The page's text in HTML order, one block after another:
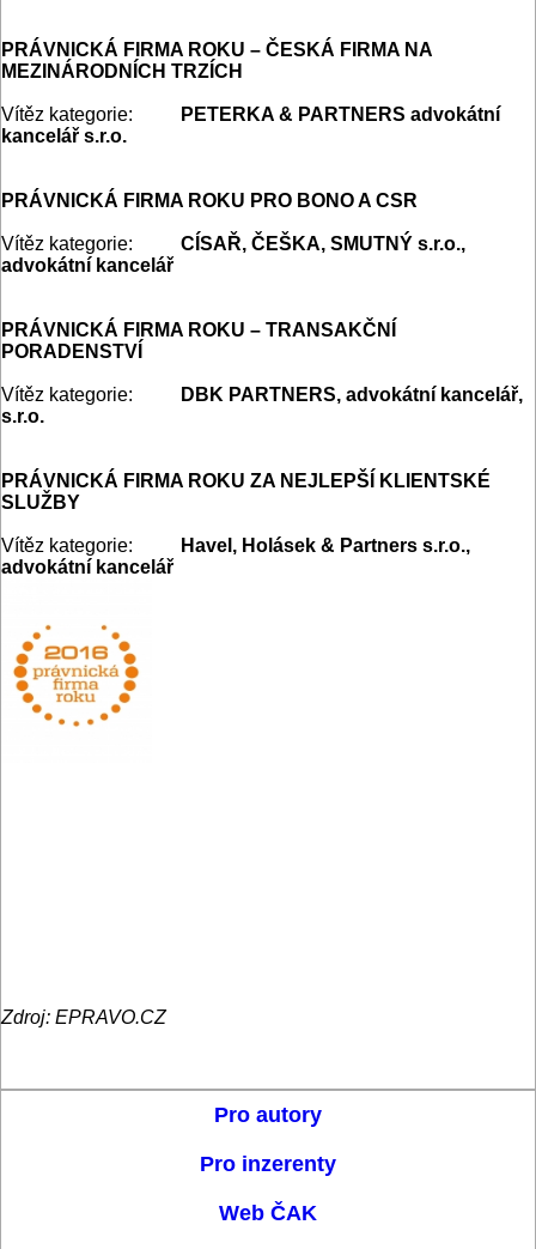
PRÁVNICKÁ FIRMA ROKU – ČESKÁ FIRMA NA
MEZINÁRODNÍCH TRZÍCH
Vítěz kategorie:
PETERKA & PARTNERS advokátní
kancelář s.r.o.
PRÁVNICKÁ FIRMA ROKU PRO BONO A CSR
Vítěz kategorie: CÍSAŘ, ČEŠKA, SMUTNÝ s.r.o.,
advokátní kancelář
PRÁVNICKÁ FIRMA ROKU – TRANSAKČNÍ
PORADENSTVÍ
Vítěz kategorie:
DBK PARTNERS, advokátní kancelář,
s.r.o.
PRÁVNICKÁ FIRMA ROKU ZA NEJLEPŠÍ KLIENTSKÉ
SLUŽBY
Vítěz kategorie:
Havel, Holásek & Partners s.r.o.,
advokátní kancelář
Zdroj: EPRAVO.CZ
Pro autory
Pro inzerenty
Web ČAK